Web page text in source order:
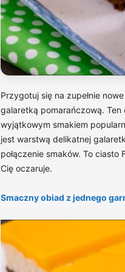
Przygotuj się na zupełnie
galaretką pomarańczową.
wyjątkowym smakiem
jest warstwą delikatnej
połączenie smaków. To
Cię oczaruje.
Smaczny obiad z jednego